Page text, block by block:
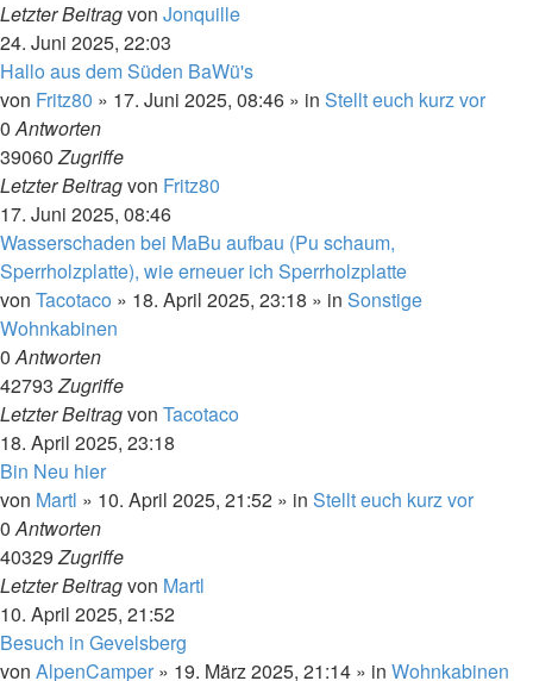
Letzter Beitragvon Jonquille
24. Juni 2025, 22:03
Hallo aus dem Süden BaWü's
von Fritz80 » 17. Juni 2025, 08:46 » in Stellt euch kurz vor
0Antworten
39060Zugriffe
Letzter Beitragvon Fritz80
17. Juni 2025, 08:46
Wasserschaden bei MaBu aufbau (Pu schaum,
Sperrholzplatte), wie erneuer ich Sperrholzplatte
von Tacotaco » 18. April 2025, 23:18 » in Sonstige
Wohnkabinen
0Antworten
42793Zugriffe
Letzter Beitragvon Tacotaco
18. April 2025, 23:18
Bin Neu hier
von Martl » 10. April 2025, 21:52 » in Stellt euch kurz vor
0Antworten
40329Zugriffe
Letzter Beitragvon Martl
10. April 2025, 21:52
Besuch in Gevelsberg
von AlpenCamper » 19. März 2025, 21:14 » in Wohnkabinen